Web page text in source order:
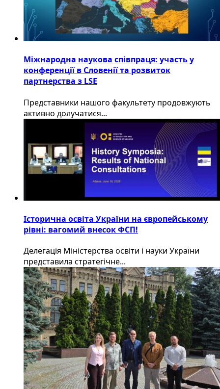
Міжнародна наукова співпраця: участь у
конференції в Словенії та розвиток
партнерства з LSE
​Представники нашого факультету продовжують
активно долучатися...
Історична освіта України на європейському
рівні: вагомий внесок ФСП!
Делегація Міністерства освіти і науки України
представила стратегічне...